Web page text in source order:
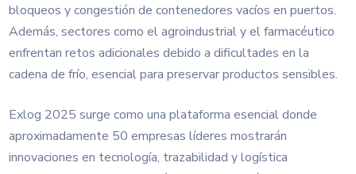
bloqueos y congestión de contenedores vacíos en puertos.
Además, sectores como el agroindustrial y el farmacéutico
enfrentan retos adicionales debido a dificultades en la
cadena de frío, esencial para preservar productos sensibles.
Exlog 2025 surge como una plataforma esencial donde
aproximadamente 50 empresas líderes mostrarán
innovaciones en tecnología, trazabilidad y logística